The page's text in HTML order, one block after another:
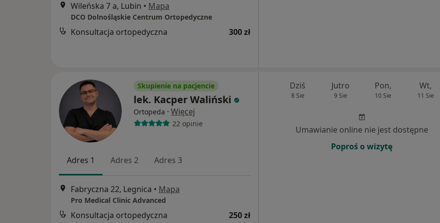
Wileńska 7 a, Lubin • Mapa
DCO Dolnośląskie Centrum Ortopedyczne
Konsultacja ortopedyczna 300 zł
Skupienie na pacjencie
lek. Kacper Waliński
Ortopeda · Więcej
22 opinie
Adres 1 Adres 2 Adres 3
Fabryczna 22, Legnica • Mapa
Pro Medical Clinic Advanced
Konsultacja ortopedyczna 250 zł
Dziś
8 Sie
Jutro
9 Sie
Pon,
10 Sie
Wt,
11 Sie
Umawianie online nie jest dostępne
Poproś o wizytę